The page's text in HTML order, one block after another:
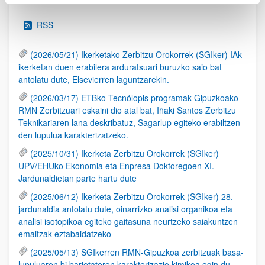
RSS
(2026/05/21) Ikerketako Zerbitzu Orokorrek (SGIker) IAk
ikerketan duen erabilera arduratsuari buruzko saio bat
antolatu dute, Elsevierren laguntzarekin.
(2026/03/17) ETBko Tecnólopis programak Gipuzkoako
RMN Zerbitzuari eskaini dio atal bat, Iñaki Santos Zerbitzu
Teknikariaren lana deskribatuz, Sagarlup egiteko erabiltzen
den lupulua karakterizatzeko.
(2025/10/31) Ikerketa Zerbitzu Orokorrek (SGIker)
UPV/EHUko Ekonomia eta Enpresa Doktoregoen XI.
Jardunaldietan parte hartu dute
(2025/06/12) Ikerketa Zerbitzu Orokorrek (SGIker) 28.
jardunaldia antolatu dute, oinarrizko analisi organikoa eta
analisi isotopikoa egiteko gaitasuna neurtzeko saiakuntzen
emaitzak eztabaidatzeko
(2025/05/13) SGIkerren RMN-Gipuzkoa zerbitzuak basa-